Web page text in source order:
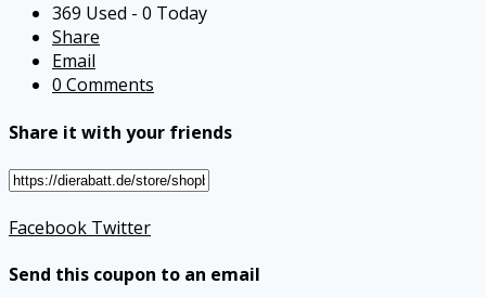
369 Used - 0 Today
Share
Email
0 Comments
Share it with your friends
Facebook Twitter
Send this coupon to an email